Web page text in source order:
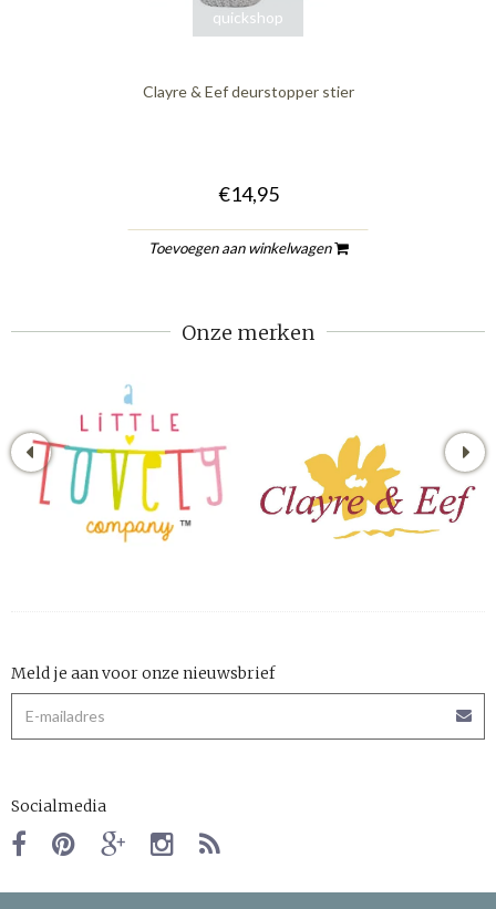
quickshop
Clayre & Eef deurstopper stier
€14,95
Toevoegen aan winkelwagen
Onze merken
Meld je aan voor onze nieuwsbrief
Socialmedia